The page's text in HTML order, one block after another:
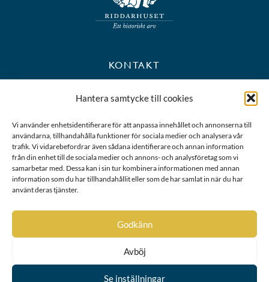
Hantera samtycke till cookies
Vi använder enhetsidentifierare för att anpassa innehållet och annonserna till
användarna, tillhandahålla funktioner för sociala medier och analysera vår
trafik. Vi vidarebefordrar även sådana identifierare och annan information
från din enhet till de sociala medier och annons- och analysföretag som vi
samarbetar med. Dessa kan i sin tur kombinera informationen med annan
information som du har tillhandahållit eller som de har samlat in när du har
använt deras tjänster.
Godkänn
Avböj
Se inställningar
KONTAKT
BESÖKS- OCH POSTADRESS
Riddarhustorget 10
Karta